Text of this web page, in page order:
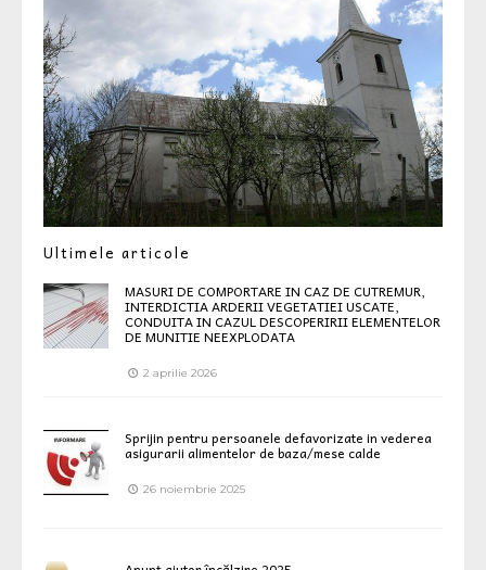
Ultimele articole
MASURI DE COMPORTARE IN CAZ DE CUTREMUR,
INTERDICTIA ARDERII VEGETATIEI USCATE,
CONDUITA IN CAZUL DESCOPERIRII ELEMENTELOR
DE MUNITIE NEEXPLODATA
2 aprilie 2026
Sprijin pentru persoanele defavorizate in vederea
asigurarii alimentelor de baza/mese calde
26 noiembrie 2025